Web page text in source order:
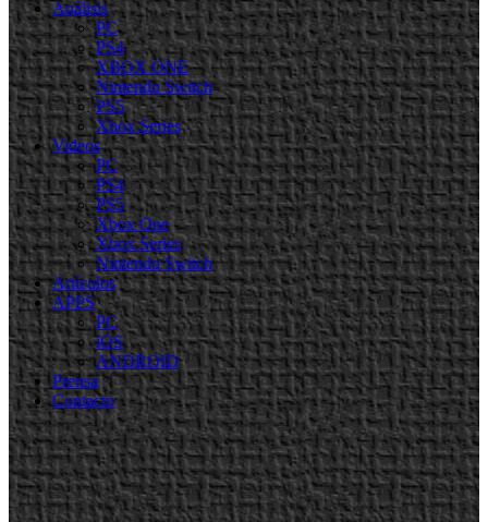
Análisis
PC
PS4
XBOX ONE
Nintendo Switch
PS5
Xbox Series
Videos
PC
PS4
PS5
Xbox One
Xbox Series
Nintendo Switch
Artículos
APPS
PC
iOS
ANDROID
Prensa
Contacto